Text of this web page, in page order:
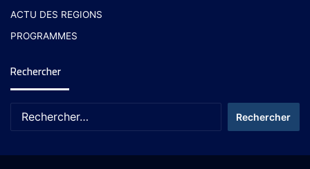
ACTU DES REGIONS
PROGRAMMES
Rechercher